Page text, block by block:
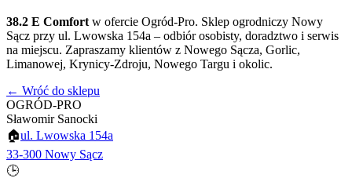
38.2 E Comfort w ofercie Ogród-Pro. Sklep ogrodniczy Nowy
Sącz przy ul. Lwowska 154a – odbiór osobisty, doradztwo i serwis
na miejscu. Zapraszamy klientów z Nowego Sącza, Gorlic,
Limanowej, Krynicy-Zdroju, Nowego Targu i okolic.
← Wróć do sklepu
OGRÓD-PRO
Sławomir Sanocki
🏠ul. Lwowska 154a
33-300 Nowy Sącz
🕒